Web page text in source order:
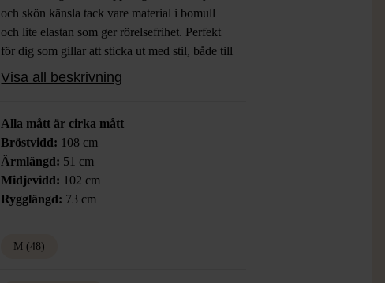
och skön känsla tack vare material i bomull
och lite elastan som ger rörelsefrihet. Perfekt
för dig som gillar att sticka ut med stil, både till
vardag och fest.
Visa all beskrivning
Alla mått är cirka mått
Bröstvidd: 108 cm
Ärmlängd: 51 cm
Midjevidd: 102 cm
Rygglängd: 73 cm
M (48)